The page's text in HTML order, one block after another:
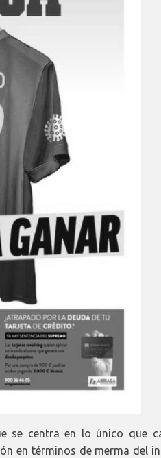
se centra en lo único que
en términos de merma del